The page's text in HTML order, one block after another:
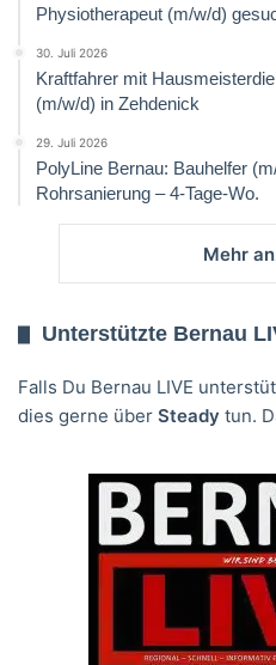
Physiotherapeut (m/w/d)
30. Juli 2026
Kraftfahrer mit
(m/w/d) in Zehdenick
29. Juli 2026
PolyLine Bernau: Bauhelfer
Rohrsanierung – 4-Tage-Wo.
Mehr
Unterstützte Bernau
Falls Du Bernau LIVE
dies gerne über Steady tun.